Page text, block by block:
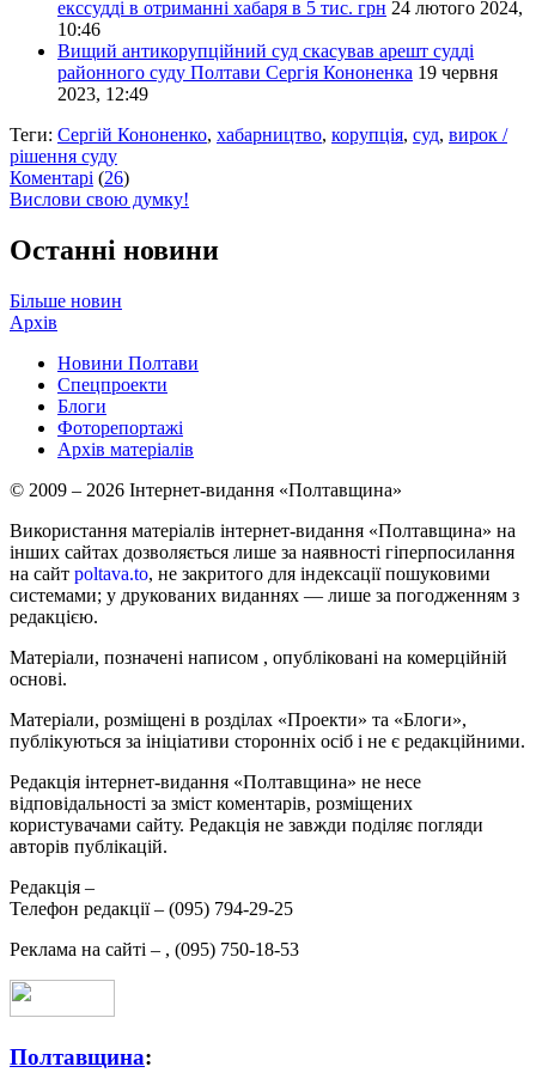
екссудді в отриманні хабаря в 5 тис. грн 24 лютого 2024,
10:46
Вищий антикорупційний суд скасував арешт судді
районного суду Полтави Сергія Кононенка 19 червня
2023, 12:49
Теги: Сергій Кононенко, хабарництво, корупція, суд, вирок /
рішення суду
Коментарі (26)
Вислови свою думку!
Останні новини
Більше новин
Архів
Новини Полтави
Спецпроекти
Блоги
Фоторепортажі
Архів матеріалів
© 2009 – 2026 Інтернет-видання «Полтавщина»
Використання матеріалів інтернет-видання «Полтавщина» на
інших сайтах дозволяється лише за наявності гіперпосилання
на сайт poltava.to, не закритого для індексації пошуковими
системами; у друкованих виданнях — лише за погодженням з
редакцією.
Матеріали, позначені написом , опубліковані на комерційній
основі.
Матеріали, розміщені в розділах «Проекти» та «Блоги»,
публікуються за ініціативи сторонніх осіб і не є редакційними.
Редакція інтернет-видання «Полтавщина» не несе
відповідальності за зміст коментарів, розміщених
користувачами сайту. Редакція не завжди поділяє погляди
авторів публікацій.
Редакція –
Телефон редакції – (095) 794-29-25
Реклама на сайті – , (095) 750-18-53
Полтавщина: